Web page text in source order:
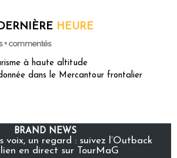
HEURE
+ commentés
à haute altitude
dans le Mercantour frontalier
BRAND NEWS
voix, un regard : suivez l’Outback
en direct sur TourMaG